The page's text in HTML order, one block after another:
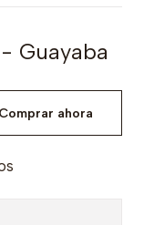
Guayaba
Comprar ahora